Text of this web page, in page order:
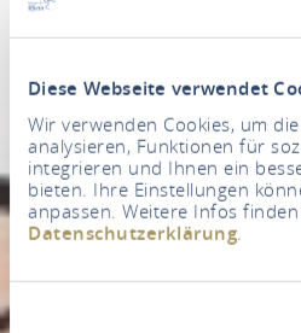
Diese Webseite verwendet
Wir verwenden Cookies, um
analysieren, Funktionen für
integrieren und Ihnen ein
bieten. Ihre Einstellungen
anpassen. Weitere Infos
Datenschutzerklärung.